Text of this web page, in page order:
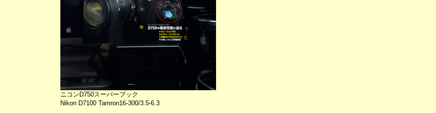
ニコンD750スーパーブック
Nikon D7100 Tamron16-300/3.5-6.3